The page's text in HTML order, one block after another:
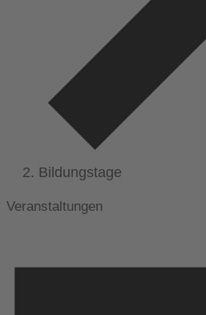
Bildungstage
Veranstaltungen